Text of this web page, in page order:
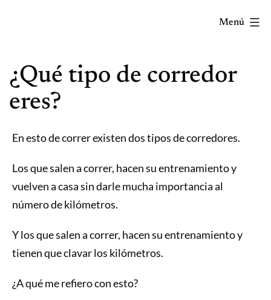
mola...
Y
lo
Menú
¿Qué tipo de corredor
eres?
En esto de correr existen dos tipos de corredores.
Los que salen a correr, hacen su entrenamiento y
vuelven a casa sin darle mucha importancia al
número de kilómetros.
Y los que salen a correr, hacen su entrenamiento y
tienen que clavar los kilómetros.
¿A qué me refiero con esto?